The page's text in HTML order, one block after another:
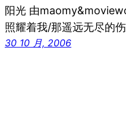
阳光 由
照耀着我/那遥远无尽的
30 10 月, 2006